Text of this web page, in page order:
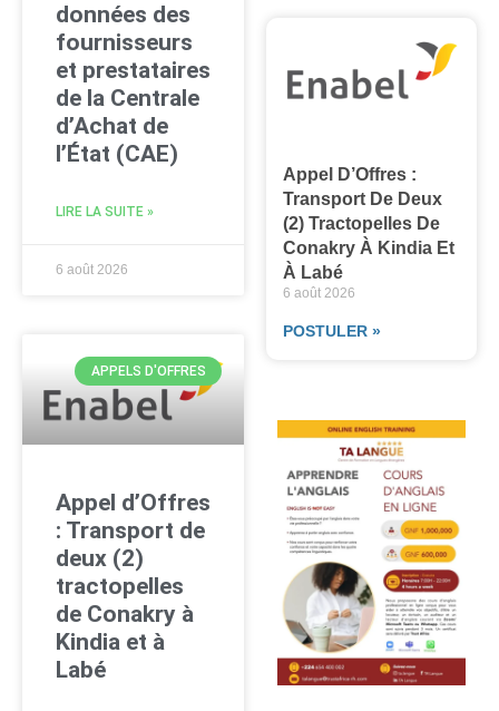
données des
fournisseurs
et prestataires
de la Centrale
d’Achat de
l’État (CAE)
LIRE LA SUITE »
6 août 2026
APPELS D'OFFRES
Appel d’Offres
: Transport de
deux (2)
tractopelles
de Conakry à
Kindia et à
Labé
Appel D’Offres :
Transport De Deux
(2) Tractopelles De
Conakry À Kindia Et
À Labé
6 août 2026
POSTULER »